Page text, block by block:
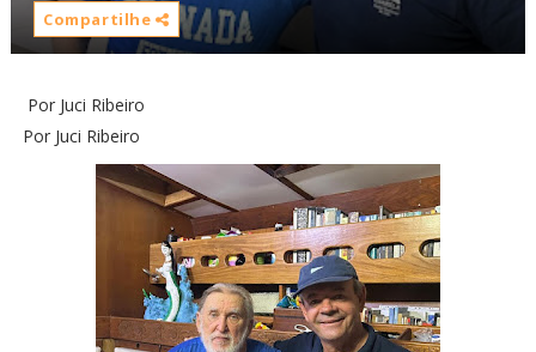
Compartilhe
Por Juci Ribeiro
Por Juci Ribeiro